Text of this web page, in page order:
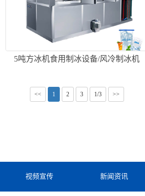
5吨方冰机食用制冰设备/风冷制冰机
<< 1 2 3 1/3 >>
视频宣传 新闻资讯